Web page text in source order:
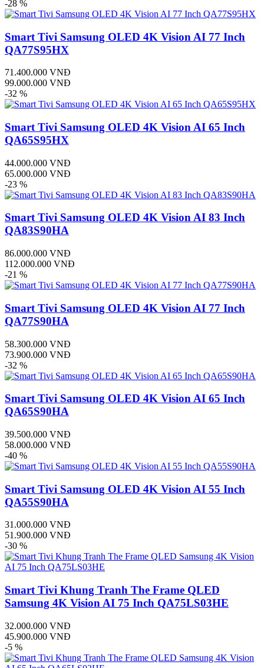
-28 %
Smart Tivi Samsung OLED 4K Vision AI 77 Inch
QA77S95HX
71.400.000 VNĐ
99.000.000 VNĐ
-32 %
Smart Tivi Samsung OLED 4K Vision AI 65 Inch
QA65S95HX
44.000.000 VNĐ
65.000.000 VNĐ
-23 %
Smart Tivi Samsung OLED 4K Vision AI 83 Inch
QA83S90HA
86.000.000 VNĐ
112.000.000 VNĐ
-21 %
Smart Tivi Samsung OLED 4K Vision AI 77 Inch
QA77S90HA
58.300.000 VNĐ
73.900.000 VNĐ
-32 %
Smart Tivi Samsung OLED 4K Vision AI 65 Inch
QA65S90HA
39.500.000 VNĐ
58.000.000 VNĐ
-40 %
Smart Tivi Samsung OLED 4K Vision AI 55 Inch
QA55S90HA
31.000.000 VNĐ
51.900.000 VNĐ
-30 %
Smart Tivi Khung Tranh The Frame QLED
Samsung 4K Vision AI 75 Inch QA75LS03HE
32.000.000 VNĐ
45.900.000 VNĐ
-5 %